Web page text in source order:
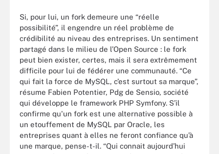
Si, pour lui, un fork demeure une “réelle
possibilité”, il engendre un réel problème de
crédibilité au niveau des entreprises. Un sentiment
partagé dans le milieu de l’Open Source : le fork
peut bien exister, certes, mais il sera extrêmement
difficile pour lui de fédérer une communauté. “Ce
qui fait la force de MySQL, c’est surtout sa marque”,
résume Fabien Potentier, Pdg de Sensio, société
qui développe le framework PHP Symfony. S’il
confirme qu'un fork est une alternative possible à
un etouffement de MySQL par Oracle, les
entreprises quant à elles ne feront confiance qu’à
une marque, pense-t-il. “Qui connait aujourd’hui